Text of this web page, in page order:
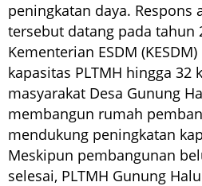
peningkatan daya. Respons
tersebut datang pada tahun
Kementerian ESDM
kapasitas PLTMH hingga 32
masyarakat Desa Gunung
membangun rumah
mendukung peningkatan
Meskipun pembangunan
selesai, PLTMH Gunung